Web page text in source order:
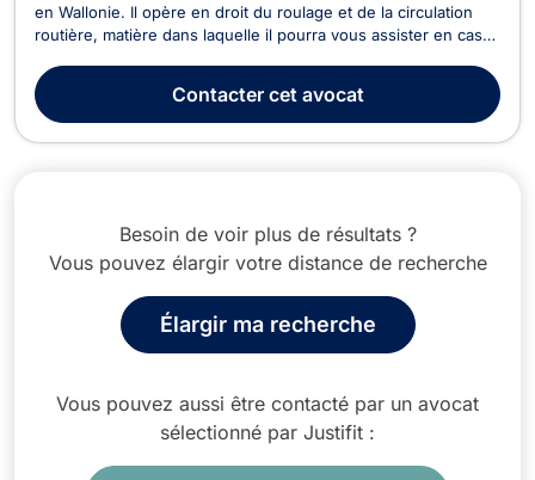
en Wallonie. Il opère en droit du roulage et de la circulation
routière, matière dans laquelle il pourra vous assister en cas
Le cas échéant, il ne manquera pas de vous représenter
devant les Tribunaux de police ...
Contactercet avocat
Besoin de voir plus de résultats ?
Vous pouvez élargir votre distance de recherche
Élargir ma recherche
Vous pouvez aussi être contacté par un avocat
sélectionné par Justifit :